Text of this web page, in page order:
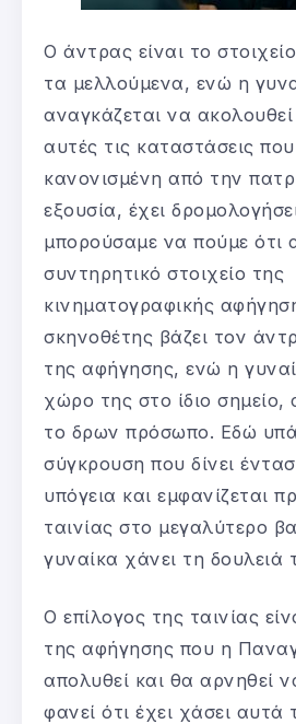
Ο άντρας είναι το
τα μελλούμενα, ενώ η
αναγκάζεται να ακολουθεί
αυτές τις καταστάσεις
κανονισμένη από την
εξουσία, έχει
μπορούσαμε να πούμε ότι
συντηρητικό στοιχείο της
κινηματογραφικής
σκηνοθέτης βάζει τον
της αφήγησης, ενώ η
χώρο της στο ίδιο σημείο,
το δρων πρόσωπο. Εδώ
σύγκρουση που δίνει
υπόγεια και εμφανίζεται
ταινίας στο μεγαλύτερο
γυναίκα χάνει τη δουλειά
Ο επίλογος της ταινίας
της αφήγησης που η
απολυθεί και θα αρνηθεί
φανεί ότι έχει χάσει αυτά